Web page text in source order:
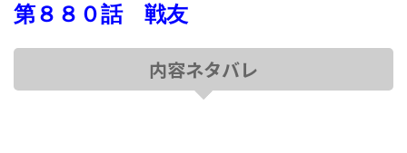
第８８０話 戦友
内容ネタバレ